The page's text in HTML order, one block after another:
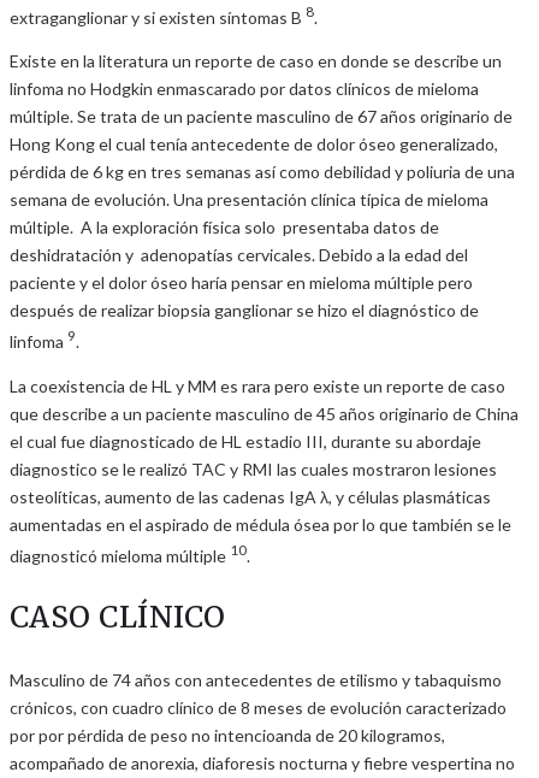
extraganglionar y si existen síntomas B 8
Existe en la literatura un reporte de caso en donde se describe un
linfoma no Hodgkin enmascarado por datos clínicos de mieloma
múltiple. Se trata de un paciente masculino de 67 años originario de
Hong Kong el cual tenía antecedente de dolor óseo generalizado,
pérdida de 6 kg en tres semanas así como debilidad y poliuria de una
semana de evolución. Una presentación clínica típica de mieloma
múltiple. A la exploración física solo presentaba datos de
deshidratación y adenopatías cervicales. Debido a la edad del
paciente y el dolor óseo haría pensar en mieloma múltiple pero
después de realizar biopsia ganglionar se hizo el diagnóstico de
linfoma 9.
La coexistencia de HL y MM es rara pero existe un reporte de caso
que describe a un paciente masculino de 45 años originario de China
el cual fue diagnosticado de HL estadio III, durante su abordaje
diagnostico se le realizó TAC y RMI las cuales mostraron lesiones
osteolíticas, aumento de las cadenas IgA λ, y células plasmáticas
aumentadas en el aspirado de médula ósea por lo que también se le
diagnosticó mieloma múltiple 10.
CASO CLÍNICO
Masculino de 74 años con antecedentes de etilismo y tabaquismo
crónicos, con cuadro clínico de 8 meses de evolución caracterizado
por por pérdida de peso no intencioanda de 20 kilogramos,
acompañado de anorexia, diaforesis nocturna y fiebre vespertina no